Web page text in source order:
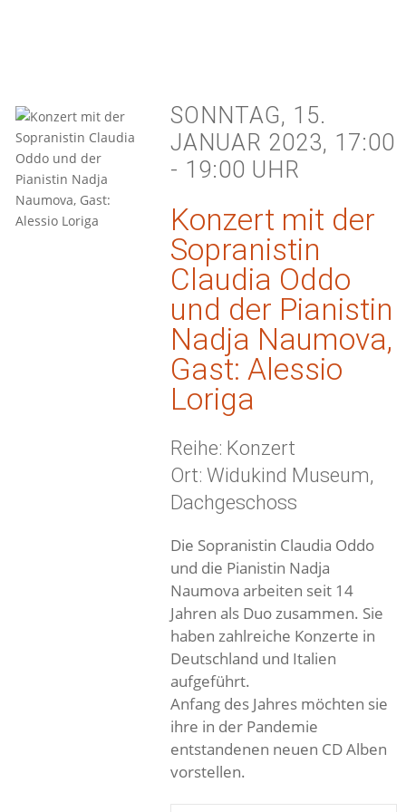
SONNTAG, 15.
JANUAR 2023, 17:00
- 19:00 UHR
Konzert mit der
Sopranistin
Claudia Oddo
und der Pianistin
Nadja Naumova,
Gast: Alessio
Loriga
Reihe: Konzert
Ort: Widukind Museum,
Dachgeschoss
Die Sopranistin Claudia Oddo
und die Pianistin Nadja
Naumova arbeiten seit 14
Jahren als Duo zusammen. Sie
haben zahlreiche Konzerte in
Deutschland und Italien
aufgeführt.
Anfang des Jahres möchten sie
ihre in der Pandemie
entstandenen neuen CD Alben
vorstellen.